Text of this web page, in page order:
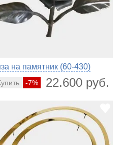
на памятник (60-430)
-7% 22.600 руб.